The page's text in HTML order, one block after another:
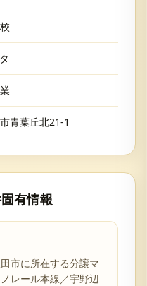
青葉丘北21-1
有情報
市に所在する分譲マ
レール本線／宇野辺